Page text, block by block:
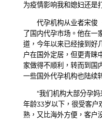
为疫情影响我和媳妇还是
代孕机构从业者宋俊
了国内代孕市场。他在一
道，今年以来已经接到好
户在国外定居，但更青睐
家做得不顺利，转而到国
一些国外代孕机构也陆续
“我们机构大部分孕妈
年龄33岁以下，很受客户
熟，又比海外方便，客户